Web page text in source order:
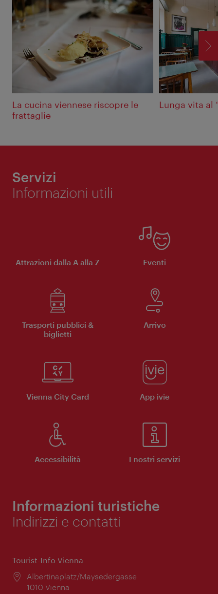
La cucina viennese riscopre le
frattaglie
Lunga vita al
Servizi
Informazioni utili
Attrazioni dalla A alla Z Eventi
Trasporti pubblici &
biglietti
Arrivo
Vienna City Card App ivie
Accessibilità I nostri servizi
Informazioni turistiche
Indirizzi e contatti
Tourist-Info Vienna
Posizione:
Albertinaplatz/Maysedergasse
1010 Vienna